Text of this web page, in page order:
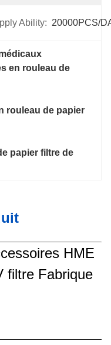
Ability: 20000PCS/
en rouleau de
rouleau de papier
papier filtre de
HME
filtre Fabrique